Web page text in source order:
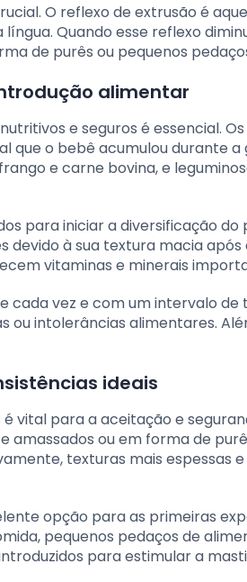
O reflexo de extrusão é
Quando esse reflexo
de purês ou pequenos
alimentar
e seguros é essencial.
que o bebê acumulou durante
e carne bovina, e
para iniciar a diversificação do
à sua textura macia após
vitaminas e minerais
vez e com um intervalo de
intolerâncias alimentares.
ideais
vital para a aceitação e
amassados ou em forma de
texturas mais espessas
opção para as primeiras
pequenos pedaços de
para estimular a